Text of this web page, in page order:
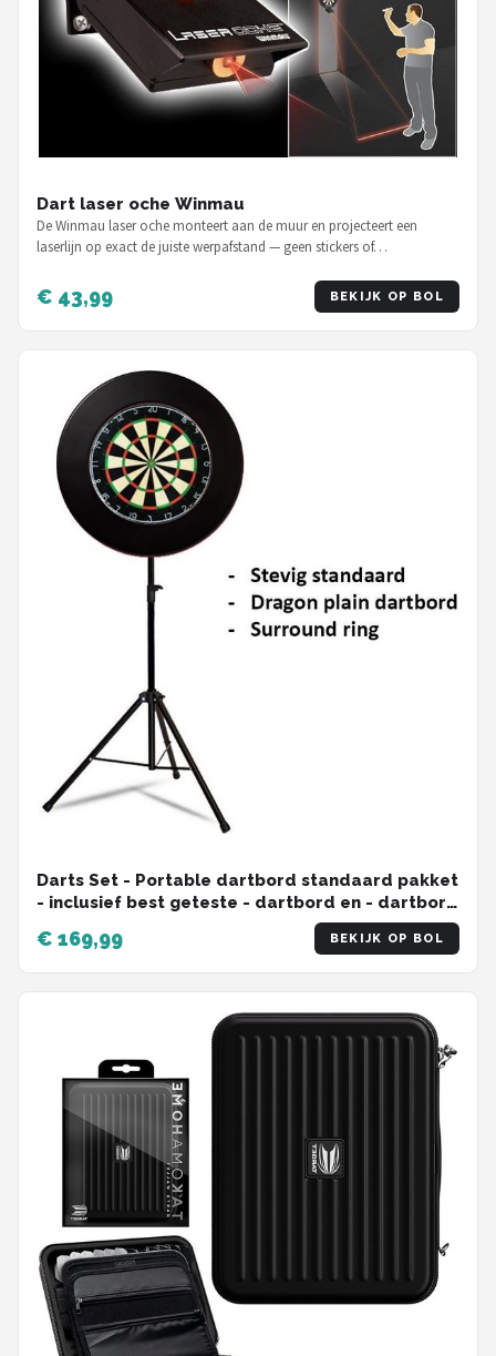
Dart laser oche Winmau
De Winmau laser oche monteert aan de muur en projecteert een
laserlijn op exact de juiste werpafstand — geen stickers of…
€ 43,99 BEKIJK OP BOL
Darts Set - Portable dartbord standaard pakket
- inclusief best geteste - dartbord en - dartbord
€ 169,99 BEKIJK OP BOL